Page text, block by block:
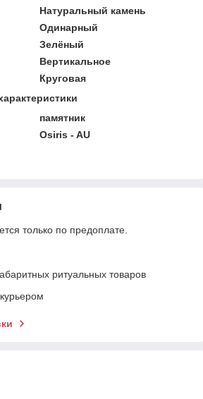
Натуральный камень
Одинарный
Зелёный
Вертикальное
Круговая
памятник
Osiris - AU
только по предоплате.
ритуальных товаров